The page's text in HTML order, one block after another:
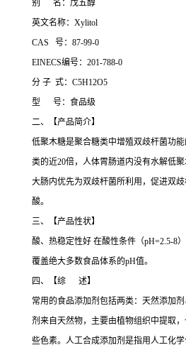
别 名：戊五醇
英文名称：Xylitol
CAS 号：87-99-0
EINECS编号：201-788-0
分 子 式：C5H12O5
型 号：食品级
二、【产品简介】
低聚木糖是聚合糖类中增殖双歧杆菌功
类的近20倍，人体胃肠道内没有水解低
大肠内优先为双歧杆菌所利用，促进双
酸。
三、【产品性状】
酸、热稳定性好 在酸性条件（pH=2.5-8
覆盖绝大多数食品体系的pH值。
四、【综 述】
常用的食品添加剂包括两类：天然添加
剂来自天然物，主要由植物组织中提取
些色素。人工合成添加剂是指用人工化学